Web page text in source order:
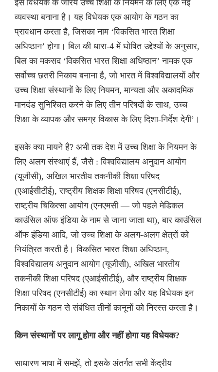
इस विधेयक के जरिये उच्च शिक्षा के नियमन के लिए एक नई
व्यवस्था बनाना है। यह विधेयक एक आयोग के गठन का
प्रावधान करता है, जिसका नाम ‘विकसित भारत शिक्षा
अधिष्ठान’ होगा। बिल की धारा-4 में घोषित उद्देश्यों के अनुसार,
बिल का मकसद ‘विकसित भारत शिक्षा अधिष्ठान’ नामक एक
सर्वोच्च छतरी निकाय बनाना है, जो भारत में विश्वविद्यालयों और
उच्च शिक्षा संस्थानों के लिए नियमन, मान्यता और अकादमिक
मानदंड सुनिश्चित करने के लिए तीन परिषदों के साथ, उच्च
शिक्षा के व्यापक और समग्र विकास के लिए दिशा-निर्देश देगी’।
इसके क्या मायने है? अभी तक देश में उच्च शिक्षा के नियमन के
लिए अलग संस्थाएं हैं, जैसे : विश्वविद्यालय अनुदान आयोग
(यूजीसी), अखिल भारतीय तकनीकी शिक्षा परिषद
(एआईसीटीई), राष्ट्रीय शिक्षक शिक्षा परिषद (एनसीटीई),
राष्ट्रीय चिकित्सा आयोग (एनएमसी — जो पहले मेडिकल
काउंसिल ऑफ इंडिया के नाम से जाना जाता था), बार काउंसिल
ऑफ इंडिया आदि, जो उच्च शिक्षा के अलग-अलग क्षेत्रों को
नियंत्रित करती है। विकसित भारत शिक्षा अधिष्ठान,
विश्वविद्यालय अनुदान आयोग (यूजीसी), अखिल भारतीय
तकनीकी शिक्षा परिषद (एआईसीटीई), और राष्ट्रीय शिक्षक
शिक्षा परिषद (एनसीटीई) का स्थान लेगा और यह विधेयक इन
निकायों के गठन से संबंधित तीनों कानूनों को निरस्त करता है।
किन संस्थानों पर लागू होगा और नहीं होगा यह विधेयक?
साधारण भाषा में समझें, तो इसके अंतर्गत सभी केंद्रीय